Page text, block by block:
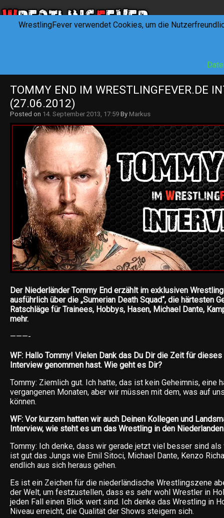
TOMMY END IM WRESTLINGFEVER.DE
(27.06.2012)
Posted on 14. September 2013, 17:59 By Markus
Der Niederländer Tommy End erzählt im exklusiven
ausführlich über die „Sumerian Death Squad“, die härtesten
Ratschläge für Trainees, Hobbys, Hasen, Michael Dante,
mehr.
———-
WF: Hallo Tommy! Vielen Dank das Du Dir die Zeit für
Interview genommen hast. Wie geht es Dir?
Tommy: Ziemlich gut. Ich hatte, das ist kein Geheimnis, eine
vergangenen Monaten, aber wir müssen mit dem, was auf
können.
WF: Vor kurzem hatten wir auch Deinen Kollegen und
Interview, wie steht es um das Wrestling in den
Tommy: Ich denke, dass wir gerade jetzt viel besser sind als
ist gut das Jungs wie Emil Sitoci, Michael Dante, Kenzo
endlich aus sich heraus gehen.
Es ist ein Zeichen für die niederländische Wrestlingszene
der Welt, um festzustellen, dass es sehr wohl Wrestler in
jeden Fall einen Blick wert sind. Ich denke das Wrestling in
Niveau erreicht, die Qualität der Shows steigern sich.
WrestlingFever verwendet Cookies, um die